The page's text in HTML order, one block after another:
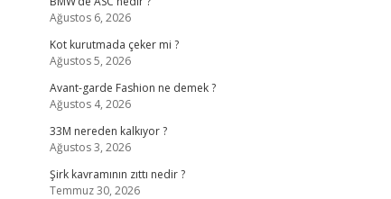
Ağustos 6, 2026
Kot kurutmada çeker mi ?
Ağustos 5, 2026
Avant-garde Fashion ne demek ?
Ağustos 4, 2026
33M nereden kalkıyor ?
Ağustos 3, 2026
Şirk kavramının zıttı nedir ?
Temmuz 30, 2026